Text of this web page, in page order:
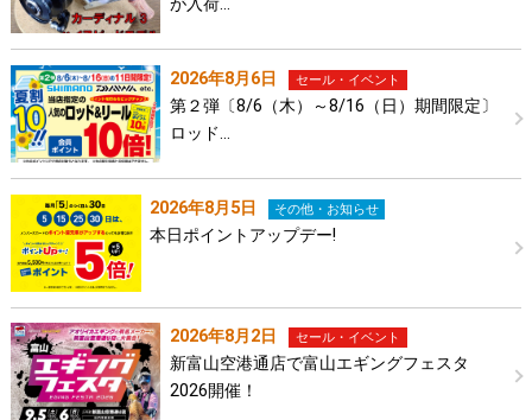
が入荷…
2026年8月6日 セール・イベント
第２弾〔8/6（木）～8/16（日）期間限定〕
ロッド…
2026年8月5日 その他・お知らせ
本日ポイントアップデー!
2026年8月2日 セール・イベント
新富山空港通店で富山エギングフェスタ
2026開催！